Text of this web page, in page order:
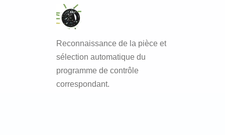
Reconnaissance de la pièce et
sélection automatique du
programme de contrôle
correspondant.